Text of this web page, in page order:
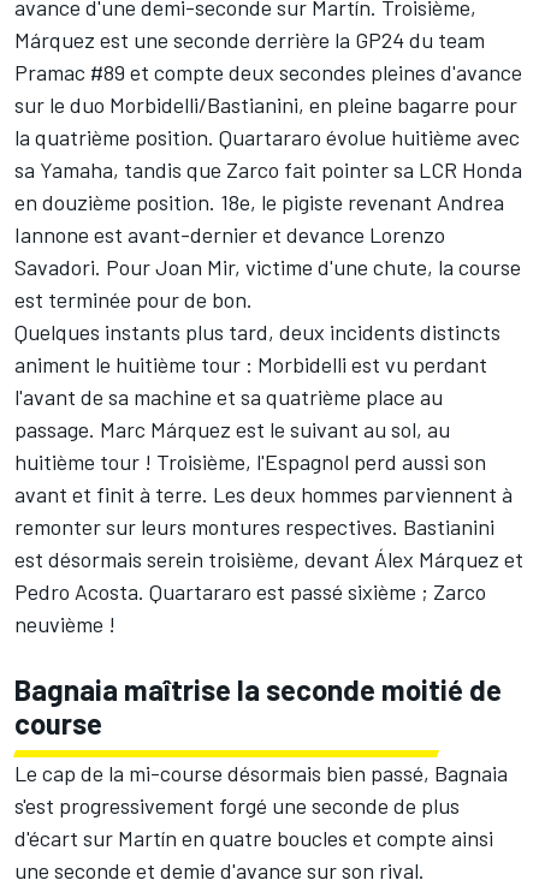
avance d'une demi-seconde sur Martín. Troisième,
Márquez est une seconde derrière la GP24 du team
Pramac #89 et compte deux secondes pleines d'avance
sur le duo Morbidelli/Bastianini, en pleine bagarre pour
la quatrième position. Quartararo évolue huitième avec
sa Yamaha, tandis que Zarco fait pointer sa LCR Honda
en douzième position. 18e, le pigiste revenant Andrea
Iannone est avant-dernier et devance Lorenzo
Savadori. Pour Joan Mir, victime d'une chute, la course
est terminée pour de bon.
Quelques instants plus tard, deux incidents distincts
animent le huitième tour : Morbidelli est vu perdant
l'avant de sa machine et sa quatrième place au
passage. Marc Márquez est le suivant au sol, au
huitième tour ! Troisième, l'Espagnol perd aussi son
avant et finit à terre. Les deux hommes parviennent à
remonter sur leurs montures respectives. Bastianini
est désormais serein troisième, devant Álex Márquez et
Pedro Acosta. Quartararo est passé sixième ; Zarco
neuvième !
Bagnaia maîtrise la seconde moitié de
course
Le cap de la mi-course désormais bien passé, Bagnaia
s'est progressivement forgé une seconde de plus
d'écart sur Martín en quatre boucles et compte ainsi
une seconde et demie d'avance sur son rival.